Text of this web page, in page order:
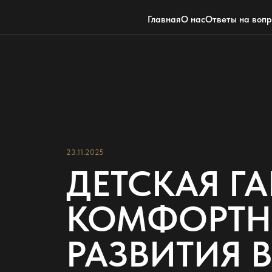
ГлавнаяО насОтветы на
23.11.2025
ДЕТСКАЯ
РАЗВИТИЯ